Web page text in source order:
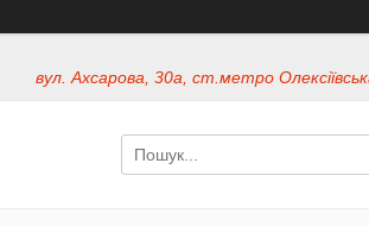
вул. Ахсарова, 30а, ст.метро